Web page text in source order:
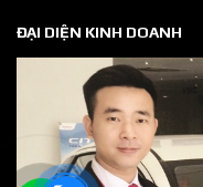
ĐẠI DIỆN KINH DOANH